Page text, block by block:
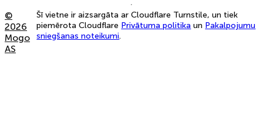
©
2026
Mogo
AS
Šī vietne ir aizsargāta ar Cloudflare Turnstile, un tiek
piemērota Cloudflare Privātuma politika un Pakalpojumu
sniegšanas noteikumi.